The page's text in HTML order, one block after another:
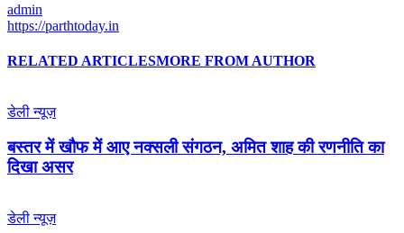
admin
https://parthtoday.in
RELATED ARTICLESMORE FROM AUTHOR
डेली न्यूज़
बस्तर में खौफ में आए नक्सली संगठन, अमित शाह की रणनीति का
दिखा असर
डेली न्यूज़